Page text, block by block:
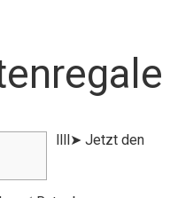
llll➤ Jetzt den